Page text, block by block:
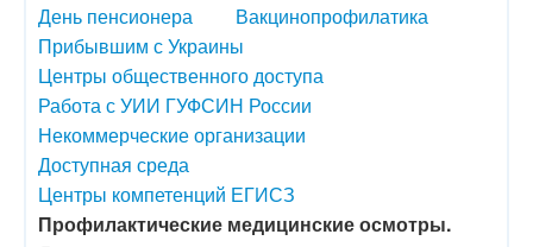
День пенсионера
Вакцинопрофилатика
Прибывшим с Украины
Центры общественного доступа
Работа с УИИ ГУФСИН России
Некоммерческие организации
Доступная среда
Центры компетенций ЕГИСЗ
Профилактические медицинские осмотры.